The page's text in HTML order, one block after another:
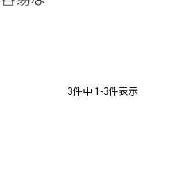
3件中 1 -3件表示